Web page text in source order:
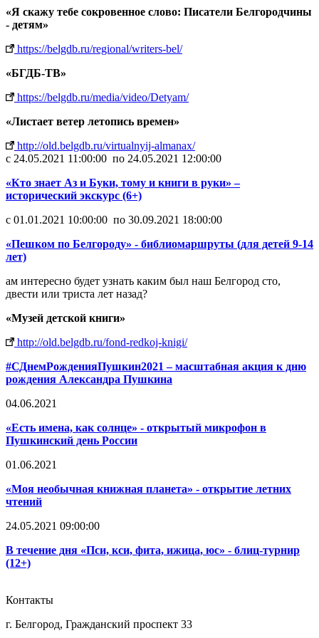
«Я скажу тебе сокровенное слово: Писатели Белгородчины
- детям»
https://belgdb.ru/regional/writers-bel/
«БГДБ-ТВ»
https://belgdb.ru/media/video/Detyam/
«Листает ветер летопись времен»
http://old.belgdb.ru/virtualnyij-almanax/
c 24.05.2021 11:00:00 по 24.05.2021 12:00:00
«Кто знает Аз и Буки, тому и книги в руки» –
исторический экскурс (6+)
c 01.01.2021 10:00:00 по 30.09.2021 18:00:00
«Пешком по Белгороду» - библиомаршруты (для детей 9-14
лет)
ам интересно будет узнать каким был наш Белгород сто,
двести или триста лет назад?
«Музей детской книги»
http://old.belgdb.ru/fond-redkoj-knigi/
#СДнемРожденияПушкин2021 – масштабная акция к дню
рождения Александра Пушкина
04.06.2021
«Есть имена, как солнце» - открытый микрофон в
Пушкинский день России
01.06.2021
«Моя необычная книжная планета» - открытие летних
чтений
24.05.2021 09:00:00
В течение дня «Пси, кси, фита, ижица, юс» - блиц-турнир
(12+)
Контакты
г. Белгород, Гражданский проспект 33